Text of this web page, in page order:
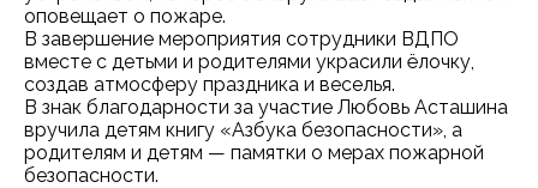
оповещает о пожаре.
В завершение мероприятия сотрудники ВДПО
вместе с детьми и родителями украсили ёлочку,
создав атмосферу праздника и веселья.
В знак благодарности за участие Любовь Асташина
вручила детям книгу «Азбука безопасности», а
родителям и детям — памятки о мерах пожарной
безопасности.